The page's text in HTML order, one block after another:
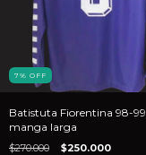
7% OFF
Batistuta Fiorentina 98-99
manga larga
$270.000 $250.000